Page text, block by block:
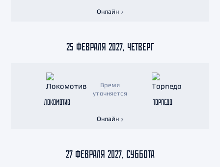
Онлайн
25 ФЕВРАЛЯ 2027, ЧЕТВЕРГ
ЛОКОМОТИВ
Время
уточняется
ТОРПЕДО
Онлайн
27 ФЕВРАЛЯ 2027, СУББОТА